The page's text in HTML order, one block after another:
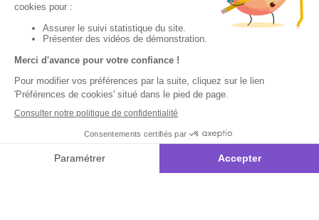
commande
Suivi de
commande
Livraison
Satisfait ou
remboursé, retour
ou échange
Glossaire des
Abonnement à la
newsletter
Désabonnement à
la newsletter
Contact
1ère visite
Commander à
partir du catalogue
Questions
Par
790
Contactez-
nous